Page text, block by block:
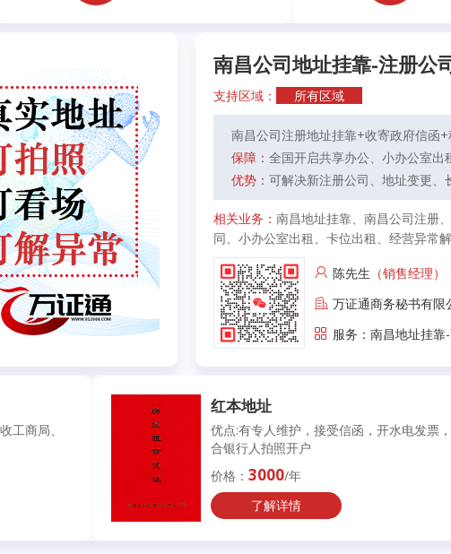
南昌公司地址挂靠-注册公
支持区域： 所有区域
南昌公司注册地址挂靠+收寄政府信函+
保障： 全国开启共享办公、小办公室出
优势： 可解决新注册公司、地址变更、
相关业务： 南昌地址挂靠、南昌公司注册
同、小办公室出租、卡位出租、经营异常
陈先生 （销售经理）
万证通商务秘书有限
服务：南昌地址挂靠
工商局、
红本地址
优点:有专人维护，接受信函，开水电发票
合银行人拍照开户
价格：3000/年
了解详情